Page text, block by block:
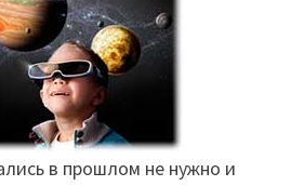
в прошлом не нужно и